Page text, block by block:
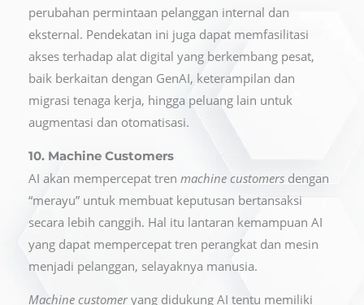
perubahan permintaan pelanggan internal dan
eksternal. Pendekatan ini juga dapat memfasilitasi
akses terhadap alat digital yang berkembang pesat,
baik berkaitan dengan GenAI, keterampilan dan
migrasi tenaga kerja, hingga peluang lain untuk
augmentasi dan otomatisasi.
10. Machine Customers
AI akan mempercepat tren machine customers dengan
“merayu” untuk membuat keputusan bertansaksi
secara lebih canggih. Hal itu lantaran kemampuan AI
yang dapat mempercepat tren perangkat dan mesin
menjadi pelanggan, selayaknya manusia.
Machine customeryang didukung AI tentu memiliki